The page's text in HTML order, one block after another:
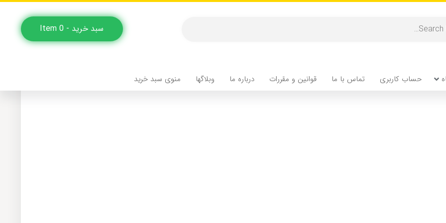
سبد خرید - 0 Item
حساب کاربری تماس با ما قوانین و مقررات درباره ما وبلاگها منوی سبد خرید